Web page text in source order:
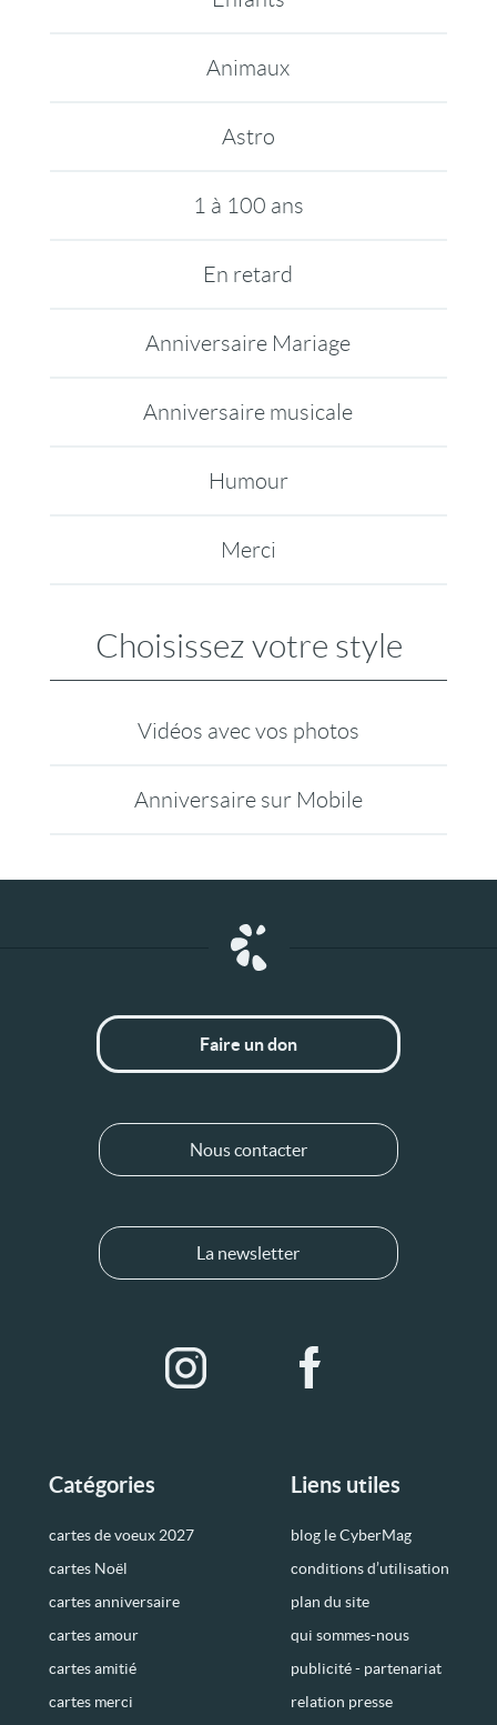
Animaux
Astro
1 à 100 ans
En retard
Anniversaire Mariage
Anniversaire musicale
Humour
Merci
Choisissez votre style
Vidéos avec vos photos
Anniversaire sur Mobile
Catégories
cartes de voeux 2027
cartes Noël
cartes anniversaire
cartes amour
cartes amitié
cartes merci
Liens utiles
blog le CyberMag
conditions d’utilisation
plan du site
qui sommes-nous
publicité - partenariat
relation presse
Faire un don
Nous contacter
La newsletter